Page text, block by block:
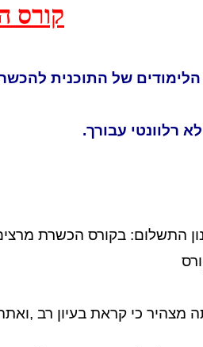
קורס
של התוכנית
רלוונטי עבורך.
התשלום: בקורס הכשרת
כי קראת בעיון רב